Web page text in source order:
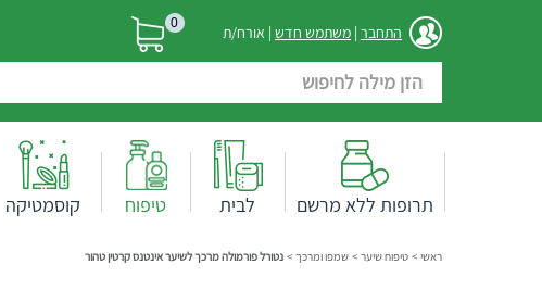
התחבר | משתמש חדש | אורח/ת 0
תרופות ללא מרשם לבית טיפוח קוסמטיקה
ראשי > טיפוח שיער > שמפו ומרכך > נטורל פורמולה מרכך לשיער אינטנס קרטין טהור